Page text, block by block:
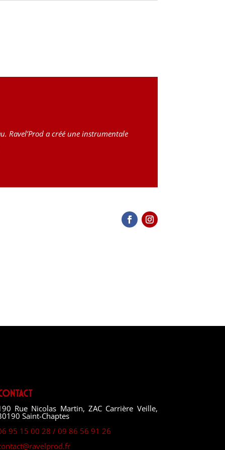
Ravel’Prod a créé une instrumentale
Rue Nicolas Martin, ZAC Carrière Veille,
Saint-Chaptes
95 15 00 28 / 09 86 56 91 26